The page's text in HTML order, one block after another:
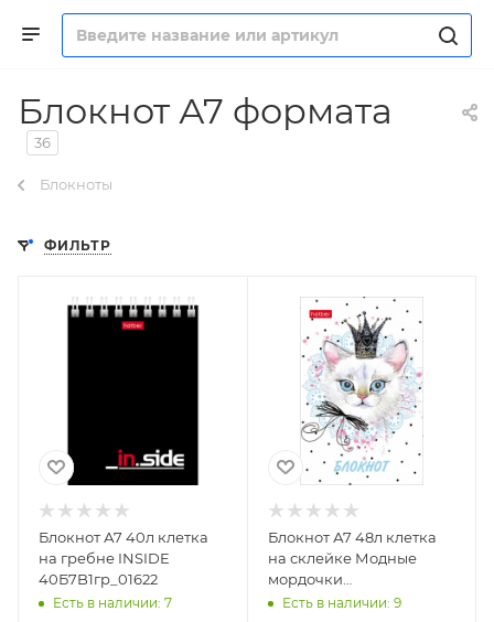
Блокнот А7 формата
36
Блокноты
ФИЛЬТР
Блокнот А7 40л клетка
на гребне INSIDE
40Б7B1гр_01622
Есть в наличии: 7
Блокнот А7 48л клетка
на склейке Модные
мордочки
48Б7В1к_17056
Есть в наличии: 9